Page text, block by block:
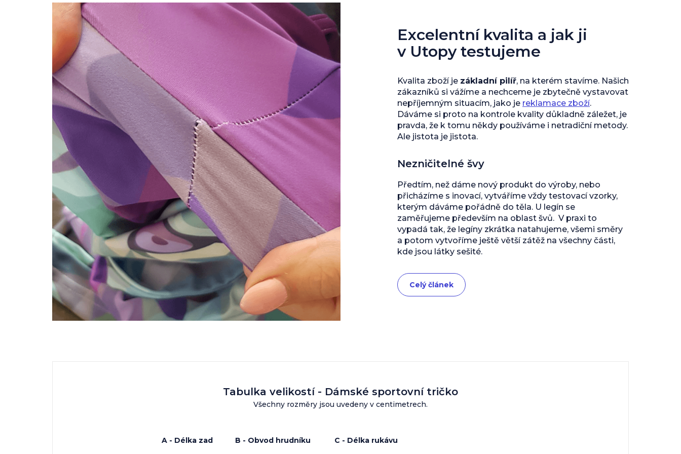
Tabulka velikostí - Dámské sportovní tričko
Všechny rozměry jsou uvedeny v centimetrech.
A - Délka zad B - Obvod hrudníku
C - Délka rukávu
Excelentní kvalita a jak ji
v Utopy testujeme
Kvalita zboží je základní pilíř, na kterém stavíme. Našich
zákazníků si vážíme a nechceme je zbytečně vystavovat
nepříjemným situacím, jako je reklamace zboží.
Dáváme si proto na kontrole kvality důkladně záležet, je
pravda, že k tomu někdy používáme i netradiční metody.
Ale jistota je jistota.
Nezničitelné švy
Předtím, než dáme nový produkt do výroby, nebo
přicházíme s inovací, vytváříme vždy testovací vzorky,
kterým dáváme pořádně do těla. U legín se
zaměřujeme především na oblast švů. V praxi to
vypadá tak, že legíny zkrátka natahujeme, všemi směry
a potom vytvoříme ještě větší zátěž na všechny části,
kde jsou látky sešité.
Celý článek